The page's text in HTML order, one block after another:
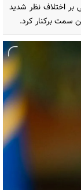
بر اختلاف نظر شدید
سمت برکنار کرد.